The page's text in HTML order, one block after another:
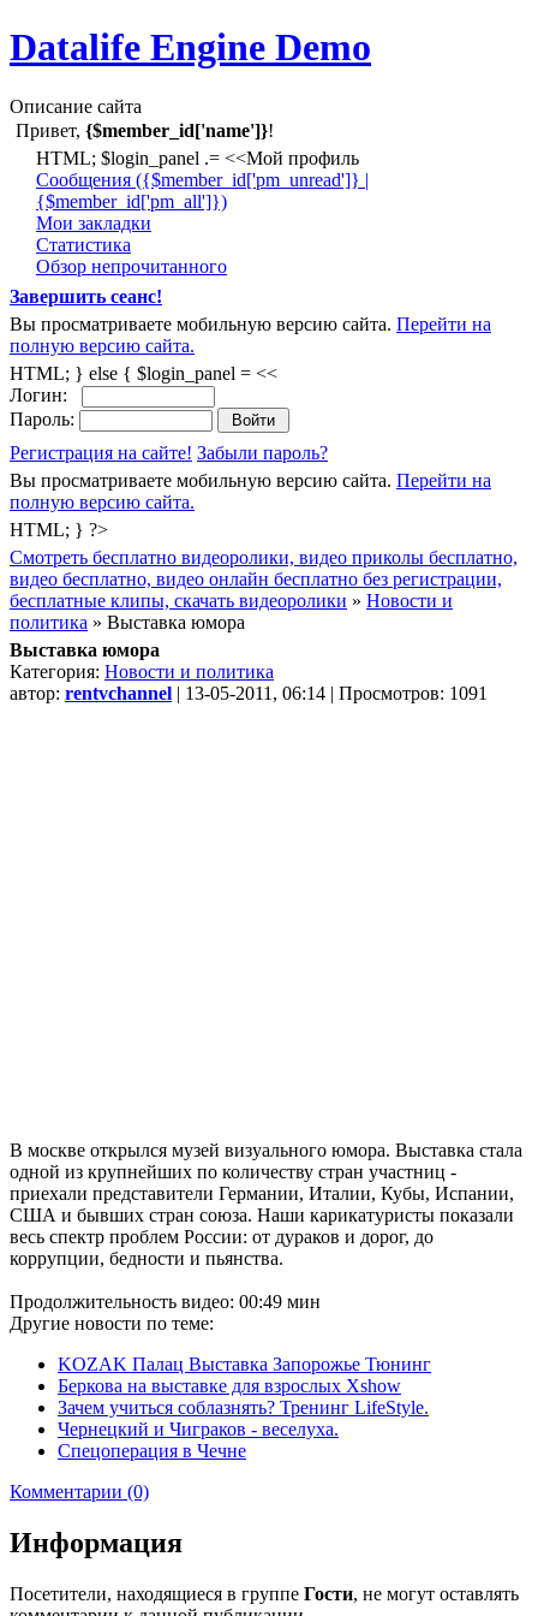
Datalife Engine Demo
Описание сайта
Привет, {$member_id['name']}!
HTML; $login_panel .= <<Мой профиль
Cообщения ({$member_id['pm_unread']} |
{$member_id['pm_all']})
Мои закладки
Статистика
Обзор непрочитанного
Завершить сеанс!
Вы просматриваете мобильную версию сайта. Перейти на
полную версию сайта.
HTML; } else { $login_panel = <<
Логин:
Пароль:
Регистрация на сайте! Забыли пароль?
Вы просматриваете мобильную версию сайта. Перейти на
полную версию сайта.
HTML; } ?>
Смотреть бесплатно видеоролики, видео приколы бесплатно,
видео бесплатно, видео онлайн бесплатно без регистрации,
бесплатные клипы, скачать видеоролики » Новости и
политика » Выставка юмора
Выставка юмора
Категория: Новости и политика
автор: rentvchannel | 13-05-2011, 06:14 | Просмотров: 1091
В москве открылся музей визуального юмора. Выставка стала
одной из крупнейших по количеству стран участниц -
приехали представители Германии, Италии, Кубы, Испании,
США и бывших стран союза. Наши карикатуристы показали
весь спектр проблем России: от дураков и дорог, до
коррупции, бедности и пьянства.
Продолжительность видео: 00:49 мин
Другие новости по теме:
KOZAK Палац Выставка Запорожье Тюнинг
Беркова на выставке для взрослых Xshow
Зачем учиться соблазнять? Тренинг LifeStyle.
Чернецкий и Чиграков - веселуха.
Спецоперация в Чечне
Комментарии (0)
Информация
Посетители, находящиеся в группе Гости, не могут оставлять